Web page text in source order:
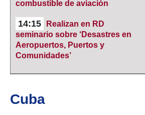
combustible de aviación
14:15
Realizan en RD
seminario sobre ‘Desastres en
Aeropuertos, Puertos y
Comunidades’
Cuba